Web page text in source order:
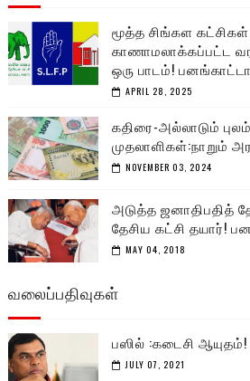
மூத்த சிங்கள
காணாமலாக்கப்பட்ட
ஒரு பாடம்!
APRIL 28, 2025
கதிரை-அல்லாடும்
முதலாளிகள்:நாறும்
NOVEMBER 03, 2024
அடுத்த ஜனாதிபதித்
தேசிய கட்சி தயார்!
MAY 04, 2018
வலைப்பதிவுகள்
பஸில் :கடைசி ஆயுதம்!
JULY 07, 2021